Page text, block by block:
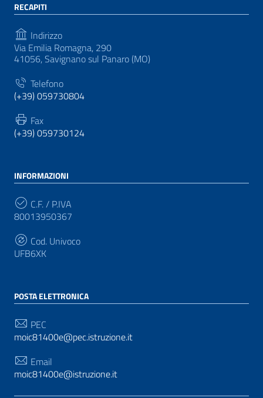
RECAPITI
Indirizzo
Via Emilia Romagna, 290
41056, Savignano sul Panaro (MO)
Telefono
(+39) 059730804
Fax
(+39) 059730124
INFORMAZIONI
C.F. / P.IVA
80013950367
Cod. Univoco
UFB6XK
POSTA ELETTRONICA
PEC
moic81400e@pec.istruzione.it
Email
moic81400e@istruzione.it